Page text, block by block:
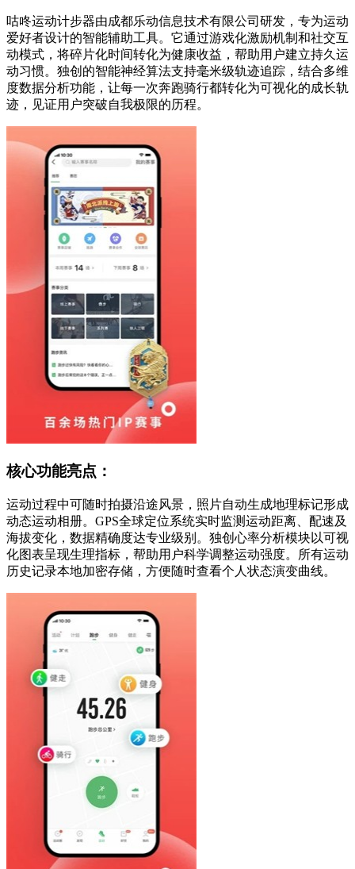
咕咚运动计步器由成都乐动信息技术有限公司研发，专为运动
爱好者设计的智能辅助工具。它通过游戏化激励机制和社交互
动模式，将碎片化时间转化为健康收益，帮助用户建立持久运
动习惯。独创的智能神经算法支持毫米级轨迹追踪，结合多维
度数据分析功能，让每一次奔跑骑行都转化为可视化的成长轨
迹，见证用户突破自我极限的历程。
核心功能亮点：
运动过程中可随时拍摄沿途风景，照片自动生成地理标记形成
动态运动相册。GPS全球定位系统实时监测运动距离、配速及
海拔变化，数据精确度达专业级别。独创心率分析模块以可视
化图表呈现生理指标，帮助用户科学调整运动强度。所有运动
历史记录本地加密存储，方便随时查看个人状态演变曲线。